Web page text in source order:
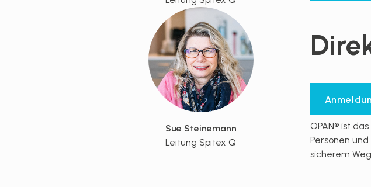
Sue Steinemann
Leitung Spitex Q
OPAN® ist
Personen
sicherem